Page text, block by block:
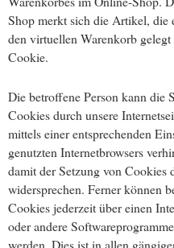
Shop merkt sich die Artikel, die
den virtuellen Warenkorb gelegt
Cookie.
Die betroffene Person kann die
Cookies durch unsere
mittels einer entsprechenden
genutzten Internetbrowsers
damit der Setzung von Cookies
widersprechen. Ferner können
Cookies jederzeit über einen
oder andere
werden. Dies ist in allen